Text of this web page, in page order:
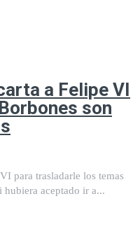
a Felipe VI
son
para trasladarle los temas
hubiera aceptado ir a...